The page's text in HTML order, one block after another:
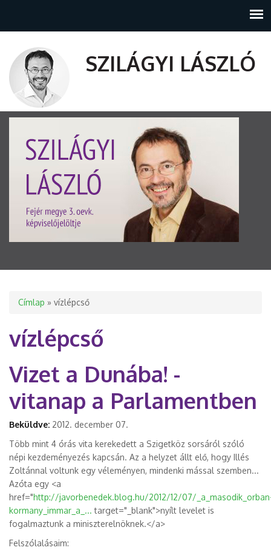
SZILÁGYI LÁSZLÓ
Jelenlegi hely
Címlap » vízlépcső
vízlépcső
Vizet a Dunába! -
vitanap a Parlamentben
Beküldve: 2012. december 07.
Több mint 4 órás vita kerekedett a Szigetköz sorsáról szóló
népi kezdeményezés kapcsán. Az a helyzet állt elő, hogy Illés
Zoltánnal voltunk egy véleményen, mindenki mással szemben...
Azóta egy <a
href="http://javorbenedek.blog.hu/2012/12/07/
kormany_immar_a_... target="_blank">nyílt levelet is
fogalmaztunk a miniszterelnöknek.</a>
Felszólalásaim: